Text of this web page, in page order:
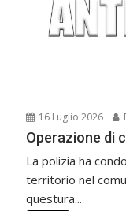
16 Luglio 2026
Operazione di
La polizia ha
territorio nel
questura...